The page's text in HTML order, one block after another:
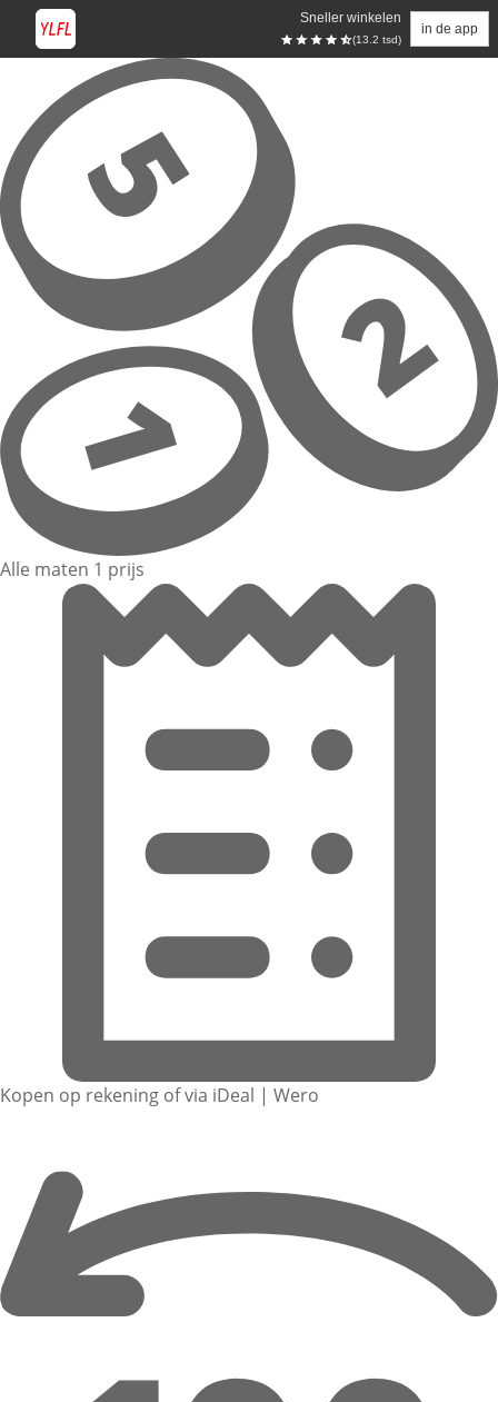
Sneller winkelen
(13.2 tsd)
in de app
Overslaan naar hoofdinhoud
Alle maten 1 prijs
Kopen op rekening of via iDeal | Wero